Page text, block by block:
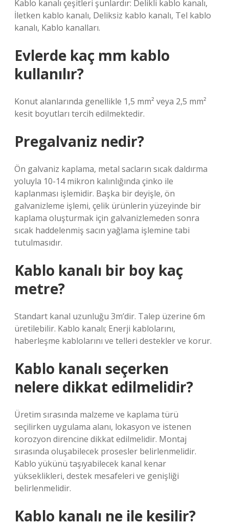
Kablo kanalı çeşitleri şunlardır: Delikli kablo kanalı,
İletken kablo kanalı, Deliksiz kablo kanalı, Tel kablo
kanalı, Kablo kanalları.
Evlerde kaç mm kablo
kullanılır?
Konut alanlarında genellikle 1,5 mm² veya 2,5 mm²
kesit boyutları tercih edilmektedir.
Pregalvaniz nedir?
Ön galvaniz kaplama, metal sacların sıcak daldırma
yoluyla 10-14 mikron kalınlığında çinko ile
kaplanması işlemidir. Başka bir deyişle, ön
galvanizleme işlemi, çelik ürünlerin yüzeyinde bir
kaplama oluşturmak için galvanizlemeden sonra
sıcak haddelenmiş sacın yağlama işlemine tabi
tutulmasıdır.
Kablo kanalı bir boy kaç
metre?
Standart kanal uzunluğu 3m’dir. Talep üzerine 6m
üretilebilir. Kablo kanalı; Enerji kablolarını,
haberleşme kablolarını ve telleri destekler ve korur.
Kablo kanalı seçerken
nelere dikkat edilmelidir?
Üretim sırasında malzeme ve kaplama türü
seçilirken uygulama alanı, lokasyon ve istenen
korozyon direncine dikkat edilmelidir. Montaj
sırasında oluşabilecek prosesler belirlenmelidir.
Kablo yükünü taşıyabilecek kanal kenar
yükseklikleri, destek mesafeleri ve genişliği
belirlenmelidir.
Kablo kanalı ne ile kesilir?